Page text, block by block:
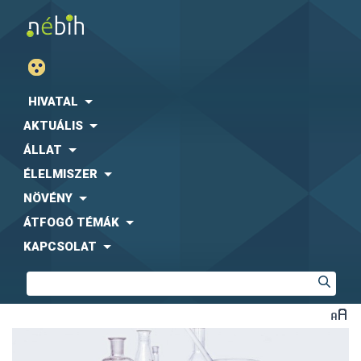
HIVATAL
AKTUÁLIS
ÁLLAT
ÉLELMISZER
NÖVÉNY
ÁTFOGÓ TÉMÁK
KAPCSOLAT